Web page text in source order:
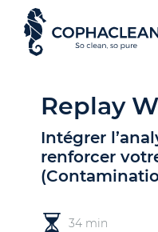
Replay
Intégrer
renforcer
34 min